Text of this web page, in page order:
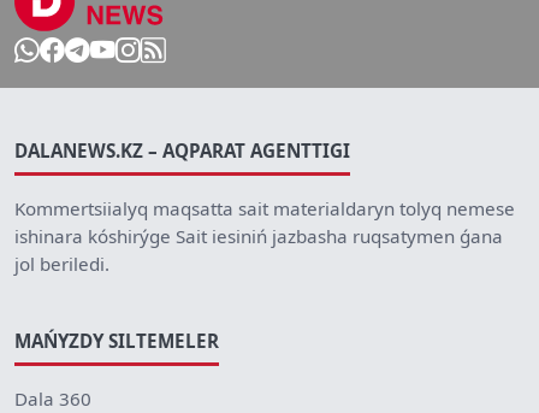
DALANEWS.KZ – AQPARAT AGENTTIGI
Kommertsiialyq maqsatta sait materialdaryn tolyq nemese
ishinara kóshirýge Sait iesiniń jazbasha ruqsatymen ǵana
jol beriledi.
MAŃYZDY SILTEMELER
Dala 360